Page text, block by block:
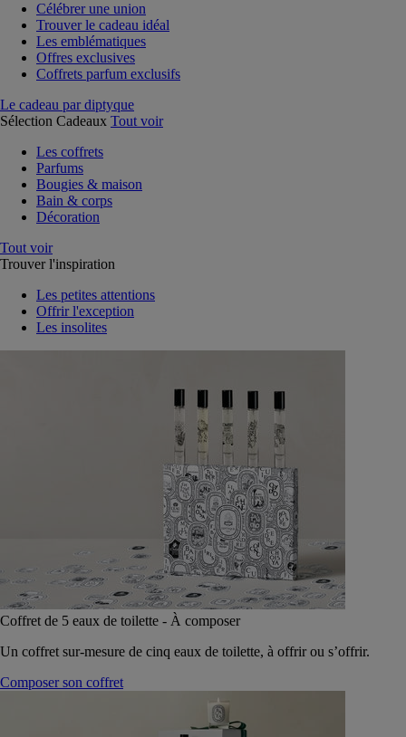
Célébrer une union
Trouver le cadeau idéal
Les emblématiques
Offres exclusives
Coffrets parfum exclusifs
Le cadeau par diptyque
Sélection Cadeaux Tout voir
Les coffrets
Parfums
Bougies & maison
Bain & corps
Décoration
Tout voir
Trouver l'inspiration
Les petites attentions
Offrir l'exception
Les insolites
Coffret de 5 eaux de toilette - À composer
Un coffret sur-mesure de cinq eaux de toilette, à offrir ou s’offrir.
Composer son coffret